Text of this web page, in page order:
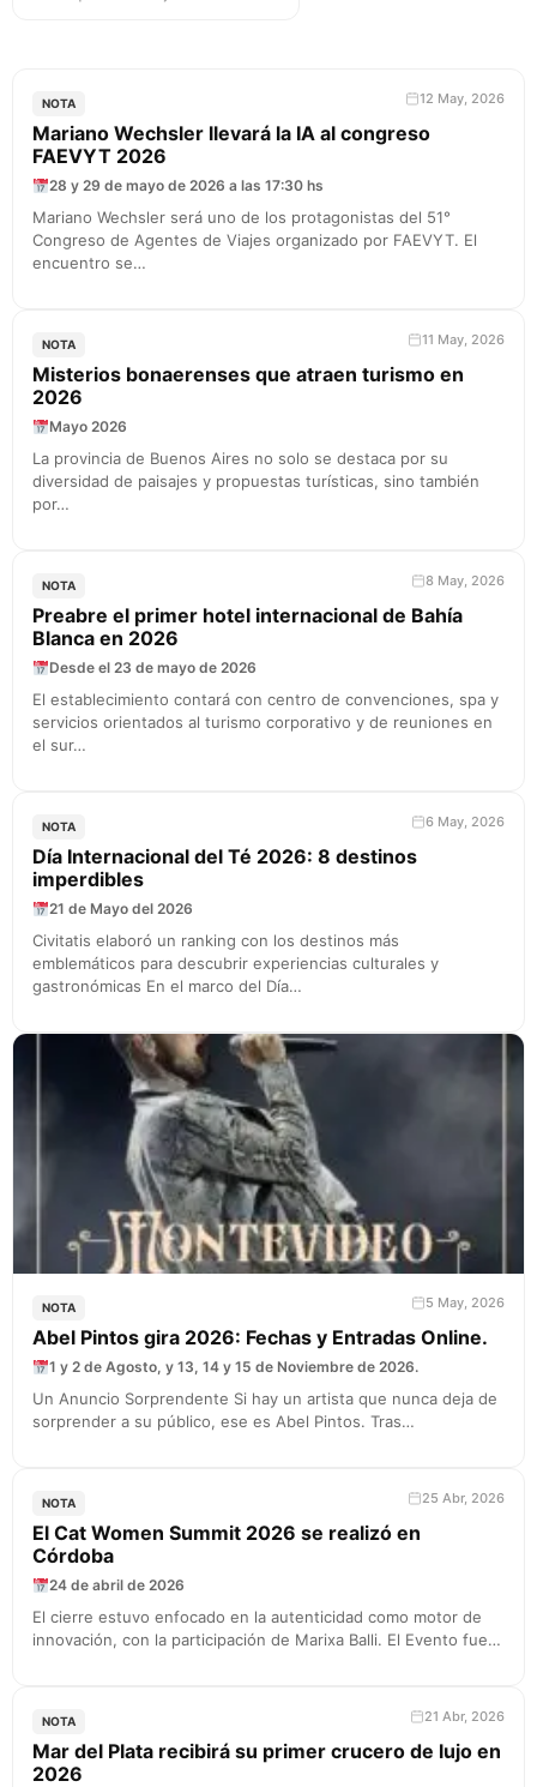
NOTA 12 May, 2026
Mariano Wechsler llevará la IA al congreso
FAEVYT 2026
28 y 29 de mayo de 2026 a las 17:30 hs
Mariano Wechsler será uno de los protagonistas del 51°
Congreso de Agentes de Viajes organizado por FAEVYT. El
encuentro se…
NOTA 11 May, 2026
Misterios bonaerenses que atraen turismo en
2026
Mayo 2026
La provincia de Buenos Aires no solo se destaca por su
diversidad de paisajes y propuestas turísticas, sino también
por…
NOTA 8 May, 2026
Preabre el primer hotel internacional de Bahía
Blanca en 2026
Desde el 23 de mayo de 2026
El establecimiento contará con centro de convenciones, spa y
servicios orientados al turismo corporativo y de reuniones en
el sur…
NOTA 6 May, 2026
Día Internacional del Té 2026: 8 destinos
imperdibles
21 de Mayo del 2026
Civitatis elaboró un ranking con los destinos más
emblemáticos para descubrir experiencias culturales y
gastronómicas En el marco del Día…
NOTA 5 May, 2026
Abel Pintos gira 2026: Fechas y Entradas Online.
1 y 2 de Agosto, y 13, 14 y 15 de Noviembre de 2026.
Un Anuncio Sorprendente Si hay un artista que nunca deja de
sorprender a su público, ese es Abel Pintos. Tras…
NOTA 25 Abr, 2026
El Cat Women Summit 2026 se realizó en
Córdoba
24 de abril de 2026
El cierre estuvo enfocado en la autenticidad como motor de
innovación, con la participación de Marixa Balli. El Evento fue…
NOTA 21 Abr, 2026
Mar del Plata recibirá su primer crucero de lujo en
2026